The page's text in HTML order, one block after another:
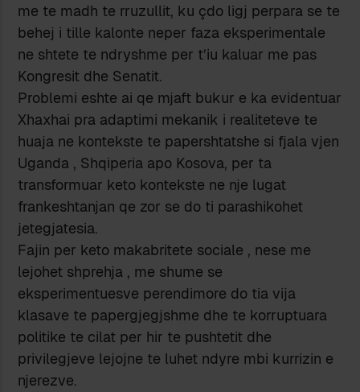
me te madh te rruzullit, ku çdo ligj perpara se te
behej i tille kalonte neper faza eksperimentale
ne shtete te ndryshme per t’iu kaluar me pas
Kongresit dhe Senatit.
Problemi eshte ai qe mjaft bukur e ka evidentuar
Xhaxhai pra adaptimi mekanik i realiteteve te
huaja ne kontekste te papershtatshe si fjala vjen
Uganda , Shqiperia apo Kosova, per ta
transformuar keto kontekste ne nje lugat
frankeshtanjan qe zor se do ti parashikohet
jetegjatesia.
Fajin per keto makabritete sociale , nese me
lejohet shprehja , me shume se
eksperimentuesve perendimore do tia vija
klasave te papergjegjshme dhe te korruptuara
politike te cilat per hir te pushtetit dhe
privilegjeve lejojne te luhet ndyre mbi kurrizin e
njerezve.